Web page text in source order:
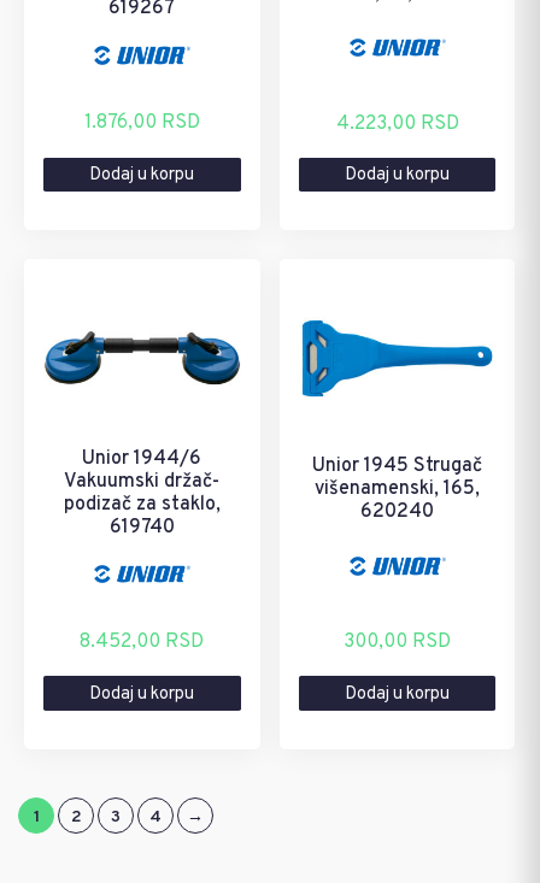
619267
1.876,00 RSD
Dodaj u korpu
4.223,00 RSD
Dodaj u korpu
Unior 1944/6
Vakuumski držač-
podizač za staklo,
619740
8.452,00 RSD
Dodaj u korpu
Unior 1945 Strugač
višenamenski, 165,
620240
300,00 RSD
Dodaj u korpu
1 2 3 4 →